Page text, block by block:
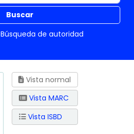
Buscar
Búsqueda de autoridad
Vista normal
Vista MARC
Vista ISBD